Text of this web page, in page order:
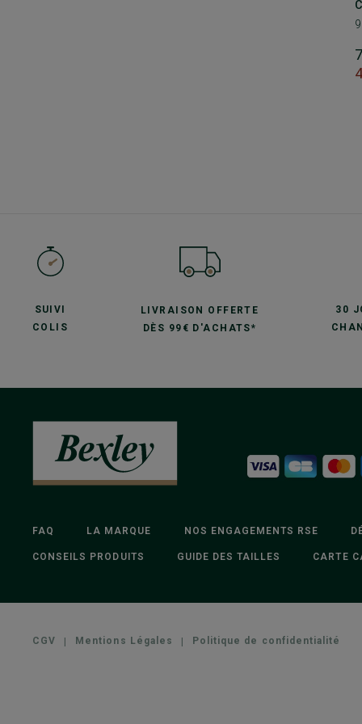
SUIVI
COLIS
LIVRAISON OFFERTE
DÈS 99€ D'ACHATS*
30
FAQ LA MARQUE NOS ENGAGEMENTS RSE
CONSEILS PRODUITS GUIDE DES TAILLES CARTE
CGV | Mentions Légales | Politique de confidentialité